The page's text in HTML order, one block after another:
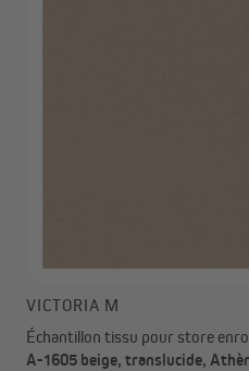
VICTORIA M
Échantillon tissu pour store
A-1605 beige, translucide,